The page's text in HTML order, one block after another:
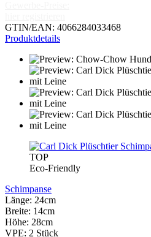
GTIN/EAN: 4066284033468
Produktdetails
TOP
Eco-Friendly
Schimpanse
Länge: 24cm
Breite: 14cm
Höhe: 28cm
VPE: 2 Stück